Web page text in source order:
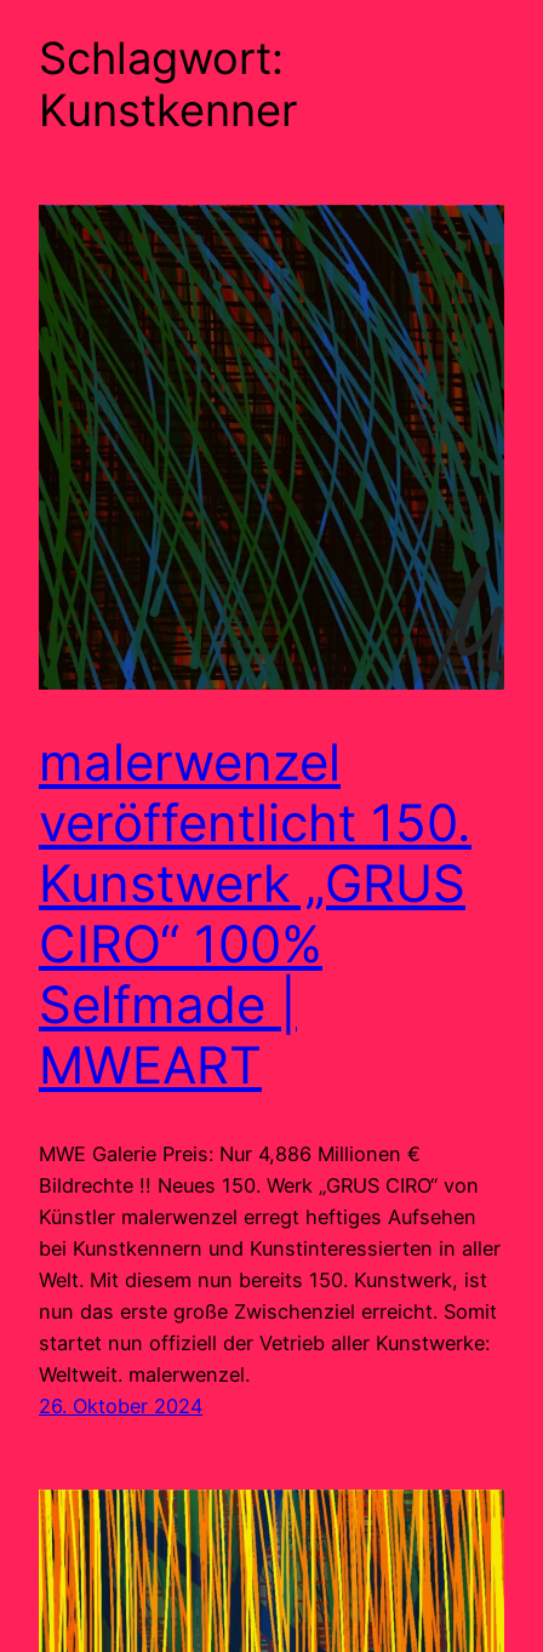
Schlagwort:
Kunstkenner
malerwenzel
veröffentlicht 150.
Kunstwerk „GRUS
CIRO“ 100%
Selfmade |
MWEART
MWE Galerie Preis: Nur 4,886 Millionen €
Bildrechte !! Neues 150. Werk „GRUS CIRO“ von
Künstler malerwenzel erregt heftiges Aufsehen
bei Kunstkennern und Kunstinteressierten in aller
Welt. Mit diesem nun bereits 150. Kunstwerk, ist
nun das erste große Zwischenziel erreicht. Somit
startet nun offiziell der Vetrieb aller Kunstwerke:
Weltweit. malerwenzel.
26. Oktober 2024